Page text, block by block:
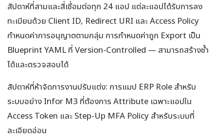
สัปดาห์ที่สามและสี่เชื่อมต่อทุก 24 แอป แต่ละแอปได้รับการลง
ทะเบียนด้วย Client ID, Redirect URI และ Access Policy
กำหนดค่าการอนุญาตตามกลุ่ม การกำหนดค่าถูก Export เป็น
Blueprint YAML ที่ Version-Controlled — สามารถสร้างซ้ำ
ได้และตรวจสอบได้
สัปดาห์ที่ห้าจัดการงานปรับแต่ง: การแมป ERP Role สำหรับ
ระบบอย่าง Infor M3 ที่ต้องการ Attribute เฉพาะแอปใน
Access Token และ Step-Up MFA Policy สำหรับระบบที่
ละเอียดอ่อน